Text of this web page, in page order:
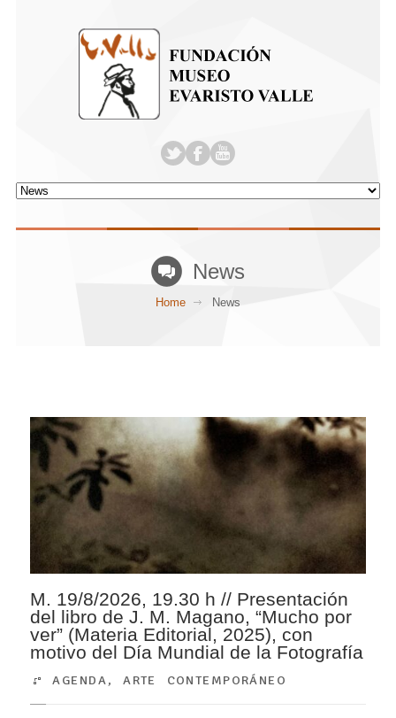
News
Home News
M. 19/8/2026, 19.30 h // Presentación
del libro de J. M. Magano, “Mucho por
ver” (Materia Editorial, 2025), con
motivo del Día Mundial de la Fotografía
AGENDA,ARTE CONTEMPORÁNEO